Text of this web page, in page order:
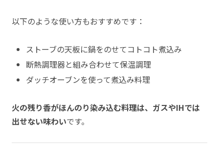
以下のような使い方もおすすめです：
ストーブの天板に鍋をのせてコトコト煮込み
断熱調理器と組み合わせて保温調理
ダッチオーブンを使って煮込み料理
火の残り香がほんのり染み込む料理は、ガスやIHでは
出せない味わいです。